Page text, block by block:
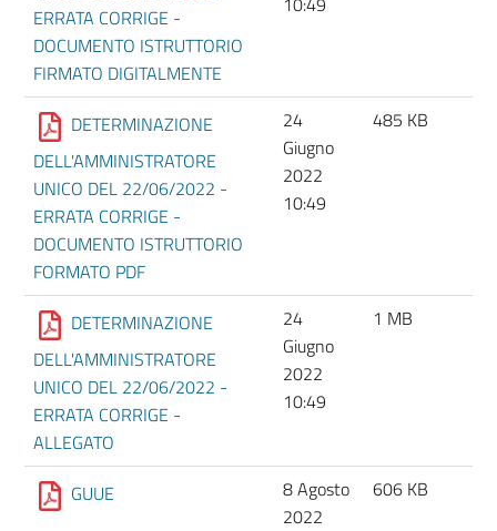
ERRATA CORRIGE -
DOCUMENTO ISTRUTTORIO
FIRMATO DIGITALMENTE
DETERMINAZIONE
DELL'AMMINISTRATORE
UNICO DEL 22/06/2022 -
ERRATA CORRIGE -
DOCUMENTO ISTRUTTORIO
FORMATO PDF
24
Giugno
2022
10:49
485 KB
DETERMINAZIONE
DELL'AMMINISTRATORE
UNICO DEL 22/06/2022 -
ERRATA CORRIGE -
ALLEGATO
24
Giugno
2022
10:49
1 MB
GUUE
8 Agosto
2022
606 KB